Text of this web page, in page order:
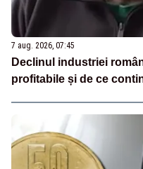
7 aug. 2026, 07:45
Declinul industriei
profitabile și de ce